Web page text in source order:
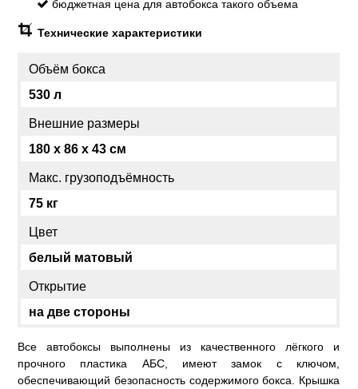
бюджетная цена для автобокса такого объема
Технические характеристики
Объём бокса
530 л
Внешние размеры
180 x 86 x 43 см
Макс. грузоподъёмность
75 кг
Цвет
белый матовый
Открытие
на две стороны
Все автобоксы выполнены из качественного лёгкого и
прочного пластика АБС, имеют замок с ключом,
обеспечивающий безопасность содержимого бокса. Крышка